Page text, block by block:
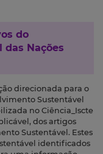
do
das Nações
direcionada para o
Sustentável
no Ciência_Iscte
dos artigos
Sustentável. Estes
identificados